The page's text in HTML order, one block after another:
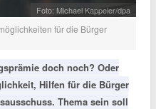
Foto: Michael Kappeler/dpa
für die Bürger
doch noch? Oder
Hilfen für die Bürger
Thema sein soll